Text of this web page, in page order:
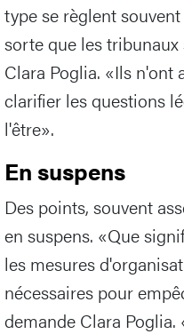
type se règlent
sorte que les
Clara Poglia. «Ils n'ont
clarifier les questions
l'être».
En suspens
Des points, souvent
en suspens. «Que
les mesures
nécessaires pour
demande Clara Poglia.